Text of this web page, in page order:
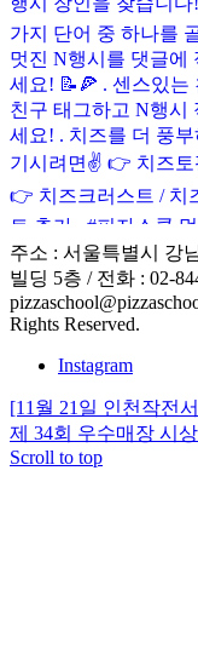
주소 : 서울특별시 강
빌딩 5층 / 전화 : 02-
Rights Reserved.
Instagram
[11월 21일 인천작전
제 34회 우수매장 시
Scroll to top